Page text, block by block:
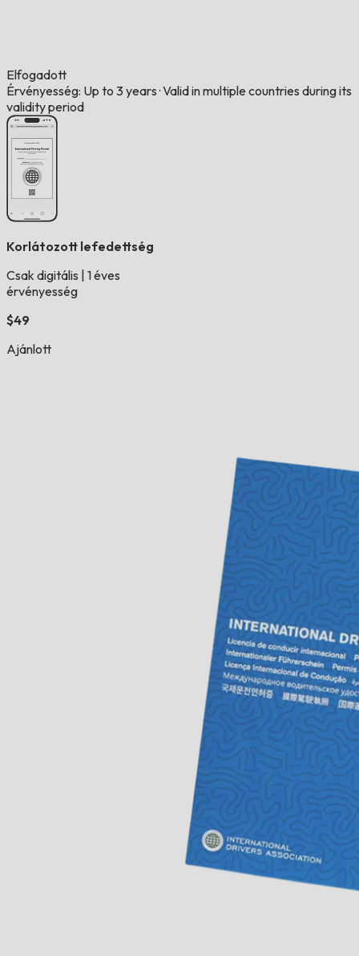
Elfogadott
Érvényesség: Up to 3 years ·Valid in multiple countries during its
validity period
Korlátozott lefedettség
Csak digitális 1 éves
érvényesség
$49
Ajánlott